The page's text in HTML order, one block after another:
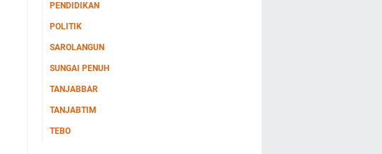
PENDIDIKAN
POLITIK
SAROLANGUN
SUNGAI PENUH
TANJABBAR
TANJABTIM
TEBO